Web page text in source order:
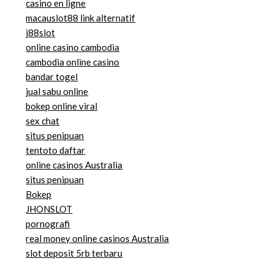
casino en ligne
macauslot88 link alternatif
j88slot
online casino cambodia
cambodia online casino
bandar togel
jual sabu online
bokep online viral
sex chat
situs penipuan
tentoto daftar
online casinos Australia
situs penipuan
Bokep
JHONSLOT
pornografi
real money online casinos Australia
slot deposit 5rb terbaru